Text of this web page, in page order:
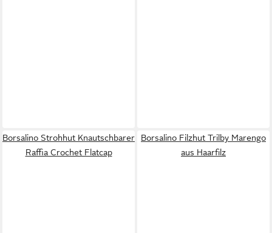
Borsalino Strohhut Knautschbarer
Raffia Crochet Flatcap
Borsalino Filzhut Trilby Marengo
aus Haarfilz